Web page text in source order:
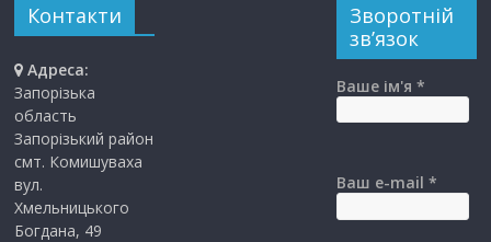
Контакти
Адреса:
Запорізька
область
Запорізький район
смт. Комишуваха
вул.
Хмельницького
Богдана, 49
Зворотній
зв’язок
Ваше ім'я *
Ваш e-mail *